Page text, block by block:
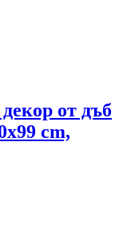
от дъб
cm,